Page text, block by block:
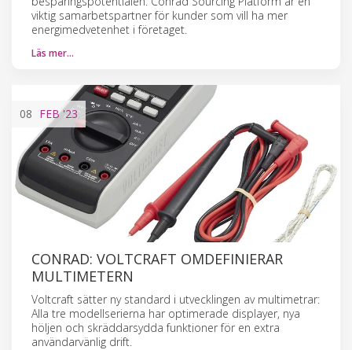
viktig samarbetspartner för kunder som vill ha mer
energimedvetenhet i företaget.
Läs mer…
08 FEB'23
CONRAD: VOLTCRAFT OMDEFINIERAR
MULTIMETERN
Voltcraft sätter ny standard i utvecklingen av multimetrar:
Alla tre modellserierna har optimerade displayer, nya
höljen och skräddarsydda funktioner för en extra
användarvänlig drift.